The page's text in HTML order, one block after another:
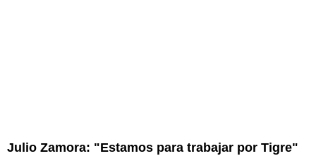
Julio Zamora: "Estamos para trabajar por Tigre"